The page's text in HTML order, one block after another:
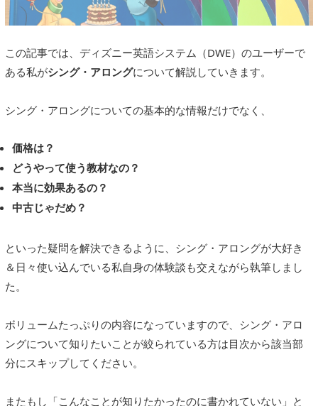
この記事では、ディズニー英語システム（DWE）のユーザーで
ある私がシング・アロングについて解説していきます。
シング・アロングについての基本的な情報だけでなく、
価格は？
どうやって使う教材なの？
本当に効果あるの？
中古じゃだめ？
といった疑問を解決できるように、シング・アロングが大好き
＆日々使い込んでいる私自身の体験談も交えながら執筆しまし
た。
ボリュームたっぷりの内容になっていますので、シング・アロ
ングについて知りたいことが絞られている方は目次から該当部
分にスキップしてください。
またもし「こんなことが知りたかったのに書かれていない」と